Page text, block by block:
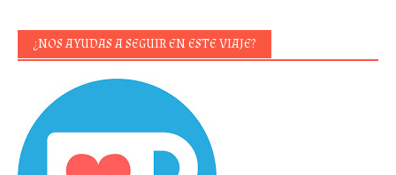
¿NOS AYUDAS A SEGUIR EN ESTE VIAJE?